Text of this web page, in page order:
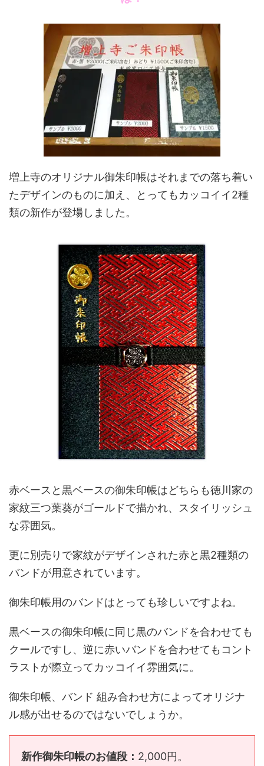
増上寺のオリジナル御朱印帳はそれまでの落ち着い
たデザインのものに加え、とってもカッコイイ2種
類の新作が登場しました。
赤ベースと黒ベースの御朱印帳はどちらも徳川家の
家紋三つ葉葵がゴールドで描かれ、スタイリッシュ
な雰囲気。
更に別売りで家紋がデザインされた赤と黒2種類の
バンドが用意されています。
御朱印帳用のバンドはとっても珍しいですよね。
黒ベースの御朱印帳に同じ黒のバンドを合わせても
クールですし、逆に赤いバンドを合わせてもコント
ラストが際立ってカッコイイ雰囲気に。
御朱印帳、バンド 組み合わせ方によってオリジナ
ル感が出せるのではないでしょうか。
新作御朱印帳のお値段： 2,000円。